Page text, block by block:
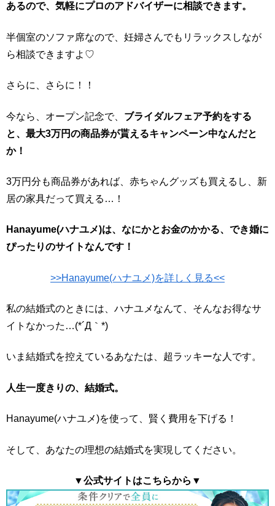
あるので、気軽にプロのアドバイザーに相談できます。
半個室のソファ席なので、妊婦さんでもリラックスしなが
ら相談できますよ♡
さらに、さらに！！
今なら、オープン記念で、 ブライダルフェア予約をする
と、最大3万円の商品券が貰えるキャンペーン中なんだと
か！
3万円分も商品券があれば、赤ちゃんグッズも買えるし、新
居の家具だって買える…！
Hanayume(ハナユメ)は、なにかとお金のかかる、でき婚に
ぴったりのサイトなんです！
>>Hanayume(ハナユメ)を詳しく見る<<
私の結婚式のときには、ハナユメなんて、そんなお得なサ
イトなかった…(*´Д｀*)
いま結婚式を控えているあなたは、超ラッキーな人です。
人生一度きりの、結婚式。
Hanayume(ハナユメ)を使って、賢く費用を下げる！
そして、あなたの理想の結婚式を実現してください。
▼公式サイトはこちらから▼